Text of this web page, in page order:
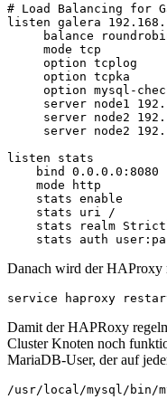
# Load Balancing for
listen galera
balance
     mode tcp
     option tcplog
     option tcpka
option mysql-
server node1
server node2
server node2
listen stats
    bind 0.0.0.0:8080
    mode http
    stats enable
    stats uri /
stats realm
Danach wird der HAProxy
service haproxy
Damit der HAPRoxy
Cluster Knoten noch
MariaDB-User, der auf
/usr/local/mysql/bin/